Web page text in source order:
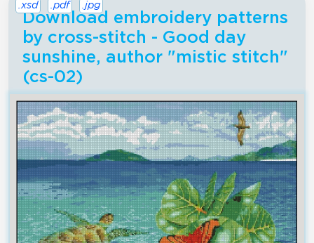
Download embroidery patterns
by cross-stitch - Good day
sunshine, author "mistic stitch"
(cs-02)
.xsd .pdf .jpg